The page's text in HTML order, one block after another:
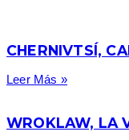
CHERNIVTSÍ,
Leer Más »
WROKLAW, LA